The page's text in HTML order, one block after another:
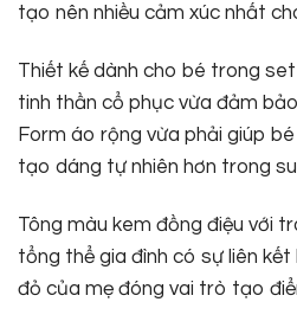
tạo nên nhiều cảm xúc nhất
Thiết kế dành cho bé trong
tinh thần cổ phục vừa đảm
Form áo rộng vừa phải giúp
tạo dáng tự nhiên hơn trong
Tông màu kem đồng điệu với
tổng thể gia đình có sự liên
đỏ của mẹ đóng vai trò tạo